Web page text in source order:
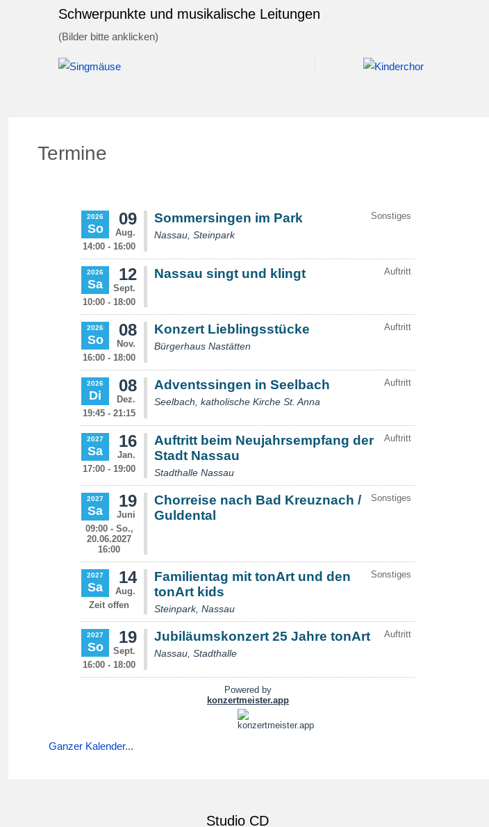
Schwerpunkte und musikalische Leitungen
(Bilder bitte anklicken)
Termine
Ganzer Kalender...
Studio CD